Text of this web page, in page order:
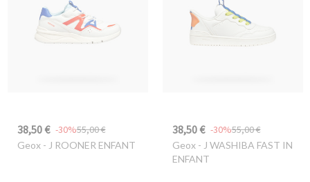
38,50 € 55,00 €
-30%
Geox- J ROONER ENFANT
38,50 € 55,00 €
-30%
Geox- J WASHIBA FAST IN
ENFANT